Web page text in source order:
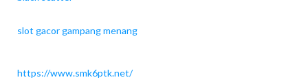
slot gacor gampang menang
https://www.smk6ptk.net/